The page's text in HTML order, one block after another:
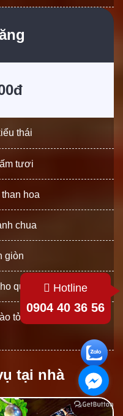
thái
tươi
hoa
chua
giòn
quẹt
tỏi
tại nhà
Hotline
0904 40 36 56